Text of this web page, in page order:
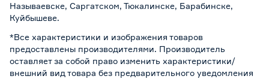
Называевске, Саргатском, Тюкалинске, Барабинске,
Куйбышеве.
*Все характеристики и изображения товаров
предоставлены производителями. Производитель
оставляет за собой право изменить характеристики/
внешний вид товара без предварительного уведомления